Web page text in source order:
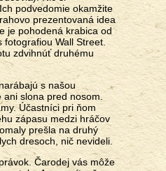
podvedomie okamžite
prezentovaná idea
je pohodená krabica od
Wall Street.
zdvihnúť druhému
s našou
slona pred nosom.
Účastníci pri ňom
zápasu medzi hráčov
prešla na druhý
dresoch, nič nevideli.
Čarodej vás môže